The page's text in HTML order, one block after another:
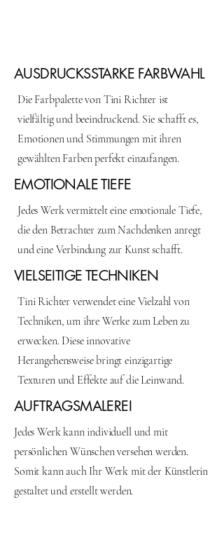
AUSDRUCKSSTARKE FARBWAHL
Die Farbpalette von Tini Richter ist
vielfältig und beeindruckend. Sie schafft es,
Emotionen und Stimmungen mit ihren
gewählten Farben perfekt einzufangen.
EMOTIONALE TIEFE
Jedes Werk vermittelt eine emotionale Tiefe,
die den Betrachter zum Nachdenken anregt
und eine Verbindung zur Kunst schafft.
VIELSEITIGE TECHNIKEN
Tini Richter verwendet eine Vielzahl von
Techniken, um ihre Werke zum Leben zu
erwecken. Diese innovative
Herangehensweise bringt einzigartige
Texturen und Effekte auf die Leinwand.
AUFTRAGSMALEREI
Jedes Werk kann individuell und mit
persönlichen Wünschen versehen werden.
Somit kann auch Ihr Werk mit der Künstlerin
gestaltet und erstellt werden.